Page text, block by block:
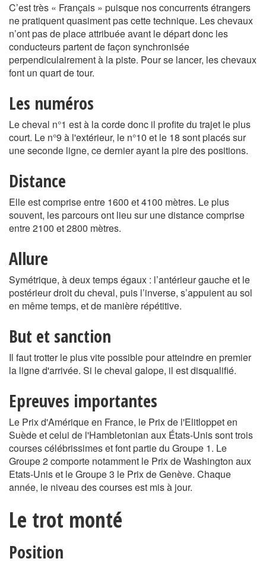
C’est très « Français » puisque nos concurrents étrangers
ne pratiquent quasiment pas cette technique. Les chevaux
n’ont pas de place attribuée avant le départ donc les
conducteurs partent de façon synchronisée
perpendiculairement à la piste. Pour se lancer, les chevaux
font un quart de tour.
Les numéros
Le cheval n°1 est à la corde donc il profite du trajet le plus
court. Le n°9 à l'extérieur, le n°10 et le 18 sont placés sur
une seconde ligne, ce dernier ayant la pire des positions.
Distance
Elle est comprise entre 1600 et 4100 mètres. Le plus
souvent, les parcours ont lieu sur une distance comprise
entre 2100 et 2800 mètres.
Allure
Symétrique, à deux temps égaux : l’antérieur gauche et le
postérieur droit du cheval, puis l’inverse, s’appuient au sol
en même temps, et de manière répétitive.
But et sanction
Il faut trotter le plus vite possible pour atteindre en premier
la ligne d'arrivée. Si le cheval galope, il est disqualifié.
Epreuves importantes
Le Prix d'Amérique en France, le Prix de l'Elitloppet en
Suède et celui de l'Hambletonian aux États-Unis sont trois
courses célébrissimes et font partie du Groupe 1. Le
Groupe 2 comporte notamment le Prix de Washington aux
Etats-Unis et le Groupe 3 le Prix de Genève. Chaque
année, le niveau des courses est mis à jour.
Le trot monté
Position